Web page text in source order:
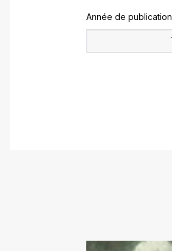
Année de publication